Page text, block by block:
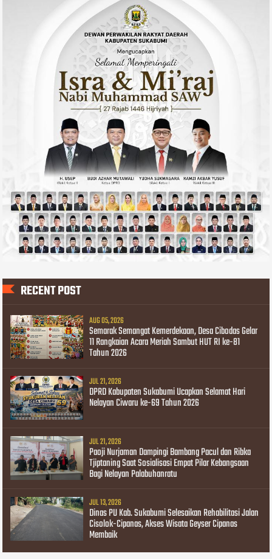
RECENT POST
AUG 05, 2026
Semarak Semangat Kemerdekaan, Desa Cibodas Gelar
11 Rangkaian Acara Meriah Sambut HUT RI ke-81
Tahun 2026
JUL 21, 2026
DPRD Kabupaten Sukabumi Ucapkan Selamat Hari
Nelayan Ciwaru ke-69 Tahun 2026
JUL 21, 2026
Paoji Nurjaman Dampingi Bambang Pacul dan Ribka
Tjiptaning Saat Sosialisasi Empat Pilar Kebangsaan
Bagi Nelayan Palabuhanratu
JUL 13, 2026
Dinas PU Kab. Sukabumi Selesaikan Rehabilitasi Jalan
Cisolok-Cipanas, Akses Wisata Geyser Cipanas
Membaik